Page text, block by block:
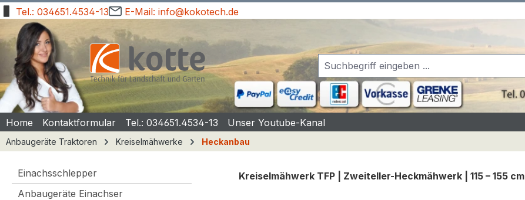
Zur Hauptnavigation springen
Tel.: 034651.4534-13 E-Mail: info@kokotech.de
Home Kontaktformular Tel.: 034651.4534-13 Unser Youtube-Kanal
Anbaugeräte Traktoren Kreiselmähwerke Heckanbau
Einachsschlepper
Anbaugeräte Einachser
Kreiselmähwerk TFP | Zweiteller-Heckmähwerk | 115 – 155 cm